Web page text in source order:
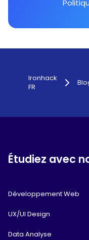
Ironhack
FR
Étudiez avec
Développement Web
UX/UI Design
Data Analyse